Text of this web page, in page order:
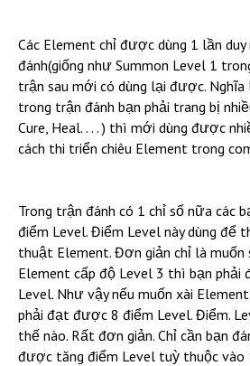
Các Element chỉ được dùng 1 lần
đánh(giống như Summon Level 1
trận sau mới có dùng lại được.
trong trận đánh bạn phải trang bị
Cure, Heal. . . . ) thì mới dùng được
cách thi triển chiêu Element trong
Trong trận đánh có 1 chỉ số nữa các
điểm Level. Điểm Level này dùng để
thuật Element. Đơn giản chỉ là muốn
Element cấp độ Level 3 thì bạn
Level. Như vậy nếu muốn xài
phải đạt được 8 điểm Level. Điểm.
thế nào. Rất đơn giản. Chỉ cần bạn
được tăng điểm Level tuỳ thuộc